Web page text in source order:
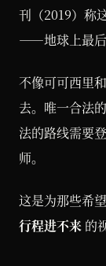
刊（2019）称
——地球上最后
不像可可西里
去。唯一合法
法的路线需要
师。
这是为那些希
行程进不来 的